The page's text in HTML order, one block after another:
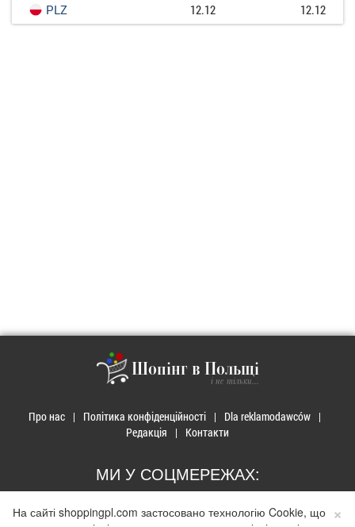
PLZ
12.12 12.12
Шопінг в Польщі
і не тільки...
Про нас Політика конфіденційності
Dla reklamodawców
Редакція
Контакти
МИ У СОЦМЕРЕЖАХ:
×
На сайті shoppingpl.com застосовано технологію Cookie, що